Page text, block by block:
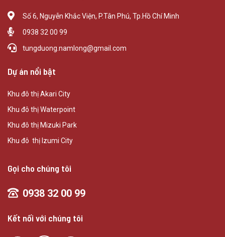
Số 6, Nguyễn Khắc Viện, P.Tân Phú, Tp.Hồ Chí Minh
0938 32 00 99
tungduong.namlong@gmail.com
Dự án nổi bật
Khu đô thị Akari City
Khu đô thị Waterpoint
Khu đô thị Mizuki Park
Khu đô thị Izumi City
Gọi cho chúng tôi
0938 32 00 99
Kết nối với chúng tôi